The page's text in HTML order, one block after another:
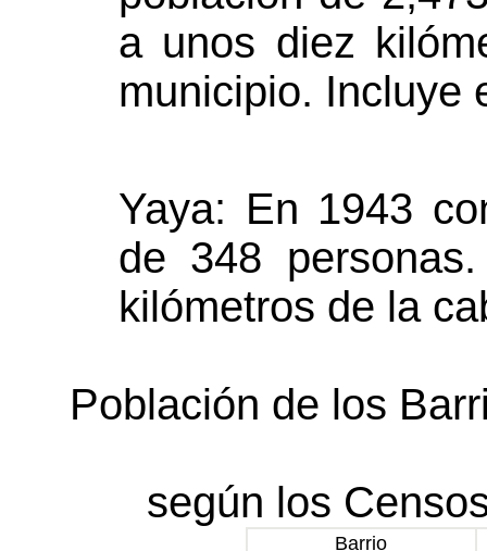
a unos diez
municipio. Incluye
Yaya: En 1943
de 348
kilómetros de la
Población de los
según los
Barrio